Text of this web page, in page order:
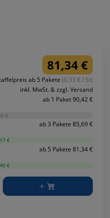
81,34 €
ab 5 Pakete (0.33 € / St)
inkl. MwSt. & zzgl. Versand
ab 1 Paket 90,42 €
€
ab 3 Pakete 85,69 €
€
ab 5 Pakete 81,34 €
€